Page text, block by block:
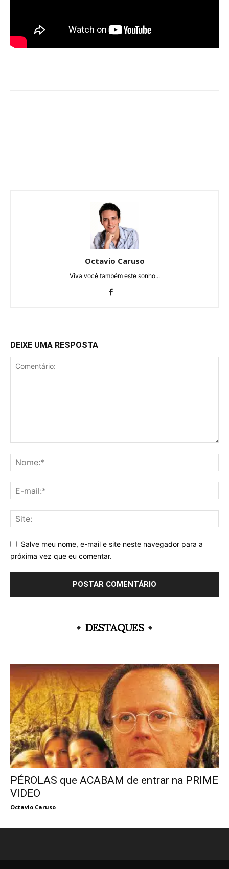
Octavio Caruso
Viva você também este sonho...
DEIXE UMA RESPOSTA
Salve meu nome, e-mail e site neste navegador para a
próxima vez que eu comentar.
DESTAQUES
PÉROLAS que ACABAM de entrar na PRIME
VIDEO
Octavio Caruso